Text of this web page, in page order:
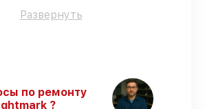
надёжную работу
после ремонта
– все
услуги и комплектующие
Развернуть
по ремонту
?